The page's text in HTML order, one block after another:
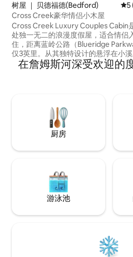
树屋 ｜ 贝德福德(Bedford) 平5
Cross Creek豪华情侣小木屋
Cross Creek Luxury Couples Cabin
处独一无二的浪漫度假屋，适合情侣
住，距离蓝岭公路（Blueridge
仅3英里。从其独特设计的悬浮在小
方，照明的木板步道穿过树林，坡道
到树林中的小屋，给人一种真正的树
私人环境中，距离城镇仅几分钟路程！
在詹姆斯河深受欢迎的
厨房
游泳池